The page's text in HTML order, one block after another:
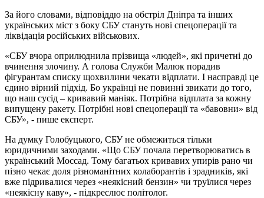
За його словами, відповіддю на обстріл Дніпра та інших
українських міст з боку СБУ стануть нові спецоперації та
ліквідація російських військових.
«СБУ вчора оприлюднила прізвища «людей», які причетні до
вчинення злочину. А голова Служби Малюк порадив
фігурантам списку щохвилини чекати відплати. І насправді це
єдино вірний підхід. Бо українці не повинні звикати до того,
що наш сусід – кривавий маніяк. Потрібна відплата за кожну
випущену ракету. Потрібні нові спецоперації та «бавовни» від
СБУ», - пише експерт.
На думку Голобуцького, СБУ не обмежиться тільки
юридичними заходами. «Що СБУ почала перетворюватись в
український Моссад. Тому багатьох кривавих упирів рано чи
пізно чекає доля різноманітних колаборантів і зрадників, які
вже підривалися через «неякісний бензин» чи труїлися через
«неякісну каву», - підкреслює політолог.